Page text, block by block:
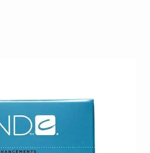
een diepe C-curve en een
Ideaal te gebruiken bij een
nagel. Geen brijde boord